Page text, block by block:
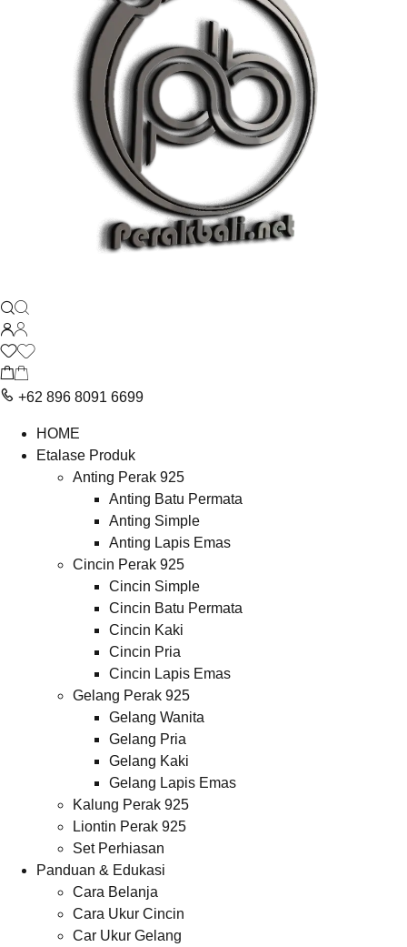
+62 896 8091 6699
HOME
Etalase Produk
Anting Perak 925
Anting Batu Permata
Anting Simple
Anting Lapis Emas
Cincin Perak 925
Cincin Simple
Cincin Batu Permata
Cincin Kaki
Cincin Pria
Cincin Lapis Emas
Gelang Perak 925
Gelang Wanita
Gelang Pria
Gelang Kaki
Gelang Lapis Emas
Kalung Perak 925
Liontin Perak 925
Set Perhiasan
Panduan & Edukasi
Cara Belanja
Cara Ukur Cincin
Car Ukur Gelang